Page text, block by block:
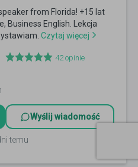
from Florida! +15 lat
Business English. Lekcja
Czytaj więcej
42opinie
Wyślij wiadomość
temu